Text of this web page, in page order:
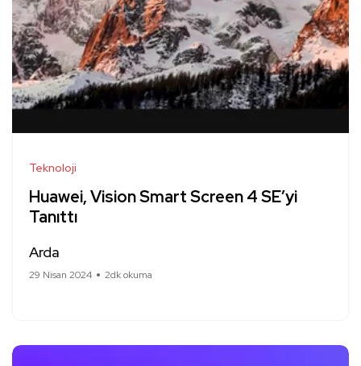
Teknoloji
Huawei, Vision Smart Screen 4 SE’yi
Tanıttı
Arda
29 Nisan 2024 2dk okuma